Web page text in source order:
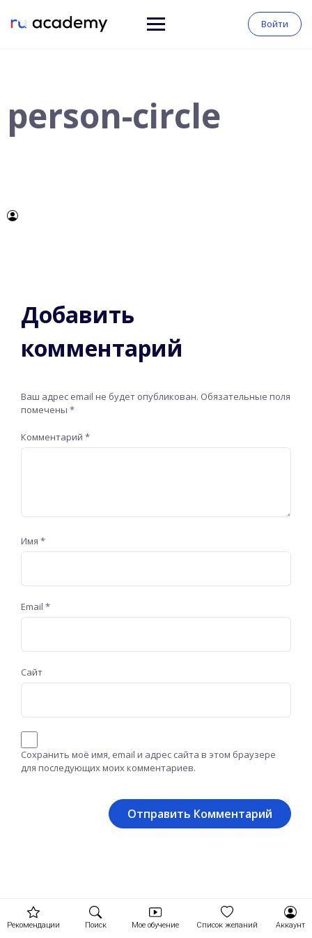
Войти
person-circle
Добавить
комментарий
Ваш адрес email не будет опубликован. Обязательные поля
помечены *
Комментарий *
Имя *
Email *
Сайт
Сохранить моё имя, email и адрес сайта в этом браузере
для последующих моих комментариев.
Рекомендации Поиск Мое обучение Список желаний Аккаунт